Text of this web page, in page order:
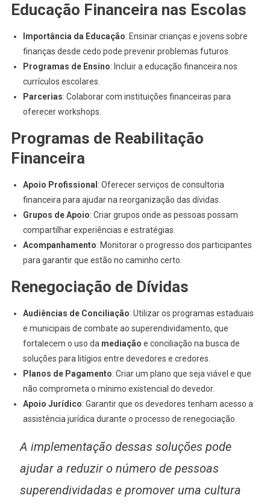
Educação Financeira nas Escolas
Importância da Educação: Ensinar crianças e jovens sobre
finanças desde cedo pode prevenir problemas futuros.
Programas de Ensino: Incluir a educação financeira nos
currículos escolares.
Parcerias: Colaborar com instituições financeiras para
oferecer workshops.
Programas de Reabilitação
Financeira
Apoio Profissional : Oferecer serviços de consultoria
financeira para ajudar na reorganização das dívidas.
Grupos de Apoio: Criar grupos onde as pessoas possam
compartilhar experiências e estratégias.
Acompanhamento: Monitorar o progresso dos participantes
para garantir que estão no caminho certo.
Renegociação de Dívidas
Audiências de Conciliação: Utilizar os programas estaduais
e municipais de combate ao superendividamento, que
fortalecem o uso da mediação e conciliação na busca de
soluções para litígios entre devedores e credores.
Planos de Pagamento: Criar um plano que seja viável e que
não comprometa o mínimo existencial do devedor.
Apoio Jurídico: Garantir que os devedores tenham acesso a
assistência jurídica durante o processo de renegociação.
A implementação dessas soluções pode
ajudar a reduzir o número de pessoas
superendividadas e promover uma cultura